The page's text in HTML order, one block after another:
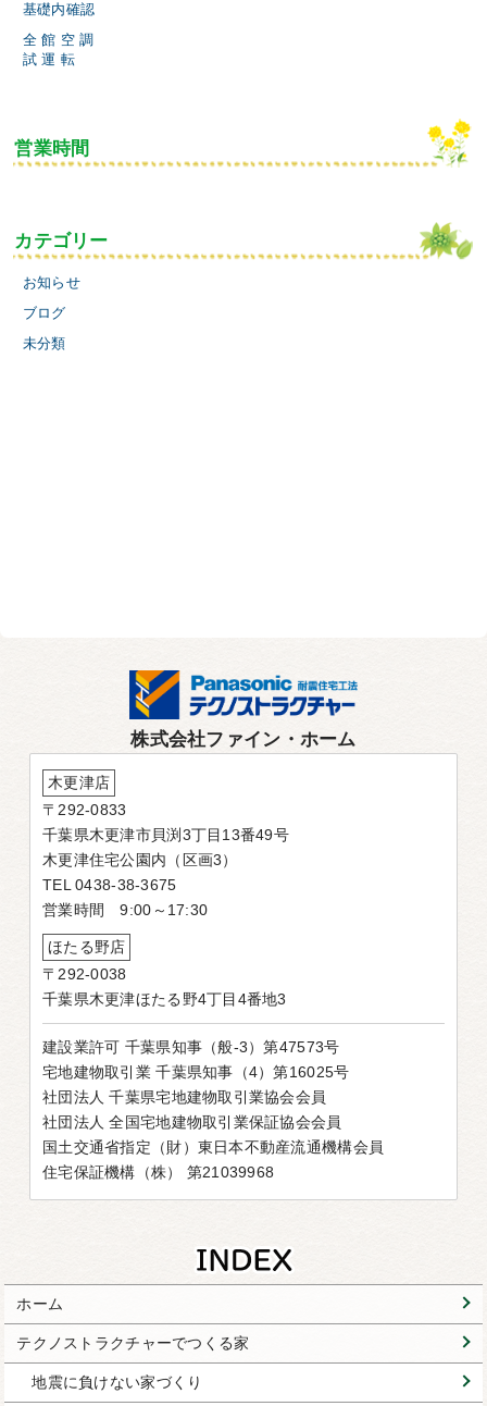
基礎内確認
全 館 空 調
試 運 転
営業時間
カテゴリー
お知らせ
ブログ
未分類
株式会社ファイン・ホーム
木更津店
〒292-0833
千葉県木更津市貝渕3丁目13番49号
木更津住宅公園内（区画3）
TEL 0438-38-3675
営業時間 9:00～17:30
ほたる野店
〒292-0038
千葉県木更津ほたる野4丁目4番地3
建設業許可 千葉県知事（般-3）第47573号
宅地建物取引業 千葉県知事（4）第16025号
社団法人 千葉県宅地建物取引業協会会員
社団法人 全国宅地建物取引業保証協会会員
国土交通省指定（財）東日本不動産流通機構会員
住宅保証機構（株） 第21039968
ホーム
テクノストラクチャーでつくる家
地震に負けない家づくり